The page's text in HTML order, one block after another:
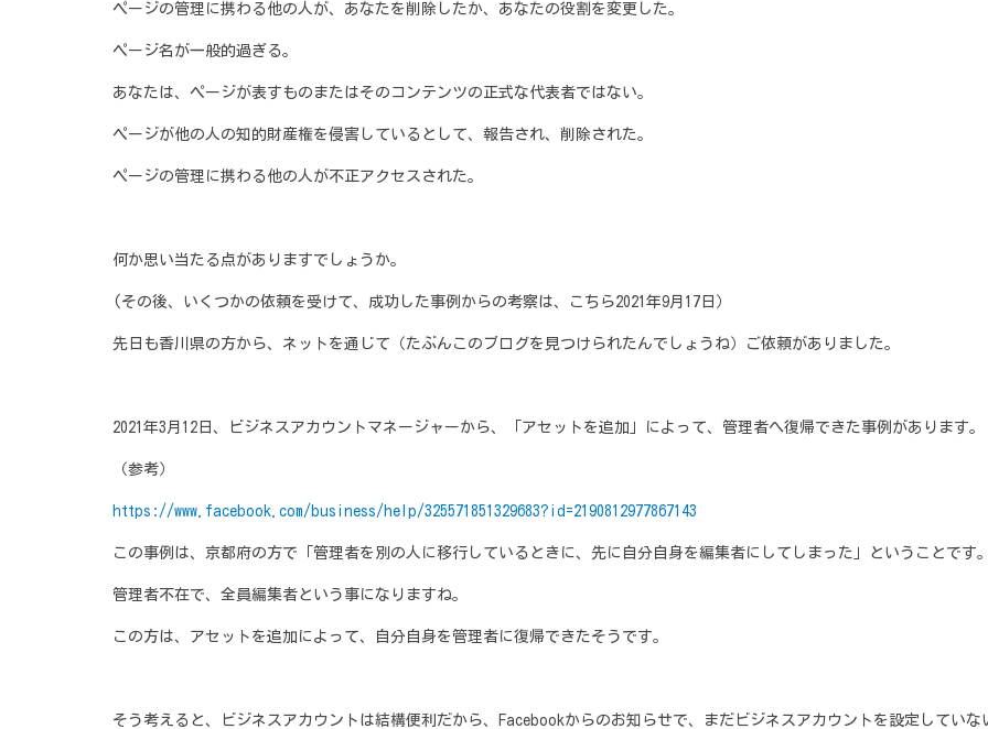
ページの管理に携わる他の人が、あなたを削除したか、あなたの役割を変更した。
ページ名が一般的過ぎる。
あなたは、ページが表すものまたはそのコンテンツの正式な代表者ではない。
ページが他の人の知的財産権を侵害しているとして、報告され、削除された。
ページの管理に携わる他の人が不正アクセスされた。
何か思い当たる点がありますでしょうか。
(その後、いくつかの依頼を受けて、成功した事例からの考察は、こちら2021年9月17日）
先日も香川県の方から、ネットを通じて（たぶんこのブログを見つけられたんでしょうね）ご依頼がありました。
2021年3月12日、ビジネスアカウントマネージャーから、「アセットを追加」によって、管理者へ復帰できた事例があります。
（参考）
https://www.facebook.com/business/help/325571851329683?id=2190812977867143
この事例は、京都府の方で「管理者を別の人に移行しているときに、先に自分自身を編集者にしてしまった」ということです。
管理者不在で、全員編集者という事になりますね。
この方は、アセットを追加によって、自分自身を管理者に復帰できたそうです。
そう考えると、ビジネスアカウントは結構便利だから、Facebookからのお知らせで、まだビジネスアカウントを設定してい